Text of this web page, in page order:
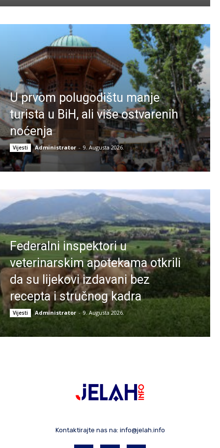
U prvom polugodištu manje
turista u BiH, ali više ostvarenih
noćenja
Vijesti Administrator - 9. Augusta 2026.
Federalni inspektori u
veterinarskim apotekama otkrili
da su lijekovi izdavani bez
recepta i stručnog kadra
Vijesti Administrator - 9. Augusta 2026.
Kontaktirajte nas na: info@jelah.info